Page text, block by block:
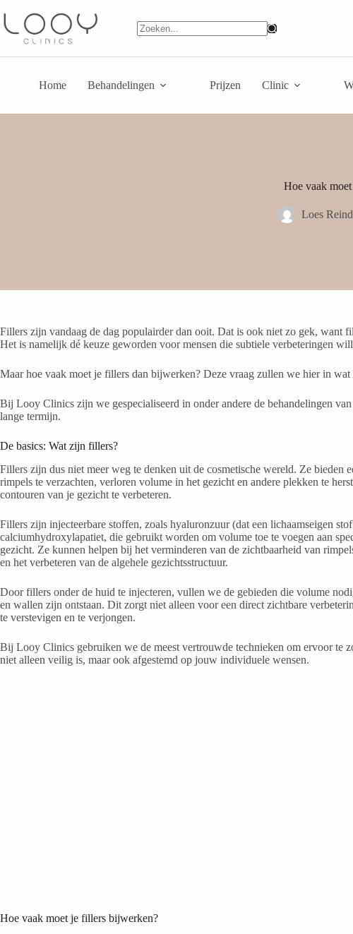
Home Behandelingen Prijzen Clinic
Hoe vaak
Loes
Fillers zijn vandaag de dag populairder dan ooit. Dat is ook niet zo gek, want
Het is namelijk dé keuze geworden voor mensen die subtiele verbeteringen
Maar hoe vaak moet je fillers dan bijwerken? Deze vraag zullen we hier in
Bij Looy Clinics zijn we gespecialiseerd in onder andere de behandelingen
lange termijn.
De basics: Wat zijn fillers?
Fillers zijn dus niet meer weg te denken uit de cosmetische wereld. Ze bieden
rimpels te verzachten, verloren volume in het gezicht en andere plekken te
contouren van je gezicht te verbeteren.
Fillers zijn injecteerbare stoffen, zoals hyaluronzuur (dat een lichaamseigen
calciumhydroxylapatiet, die gebruikt worden om volume toe te voegen aan
gezicht. Ze kunnen helpen bij het verminderen van de zichtbaarheid van
en het verbeteren van de algehele gezichtsstructuur.
Door fillers onder de huid te injecteren, vullen we de gebieden die volume
en wallen zijn ontstaan. Dit zorgt niet alleen voor een direct zichtbare
te verstevigen en te verjongen.
Bij Looy Clinics gebruiken we de meest vertrouwde technieken om ervoor te
niet alleen veilig is, maar ook afgestemd op jouw individuele wensen.
Hoe vaak moet je fillers bijwerken?